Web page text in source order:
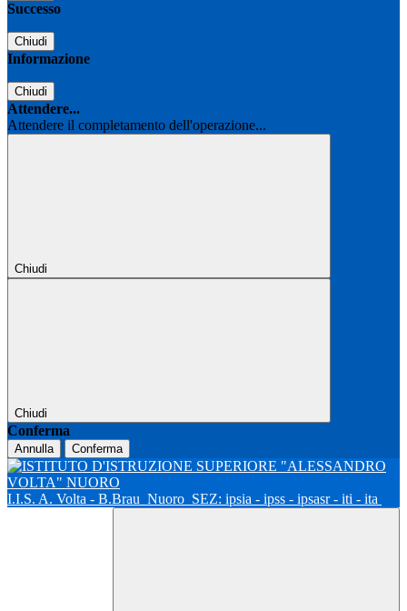
Successo
Chiudi
Informazione
Chiudi
Attendere...
Attendere il completamento dell'operazione...
Chiudi
Chiudi
Conferma
Annulla Conferma
I.I.S. A. Volta - B.Brau Nuoro SEZ: ipsia - ipss - ipsasr - iti - ita